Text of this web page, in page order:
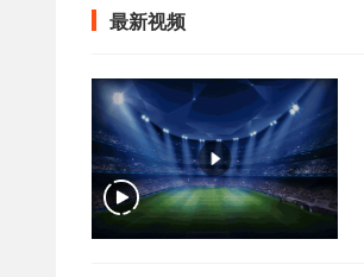
最新视频